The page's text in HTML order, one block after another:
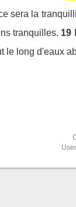
sera la
tranquilles. 19
le long d'eaux